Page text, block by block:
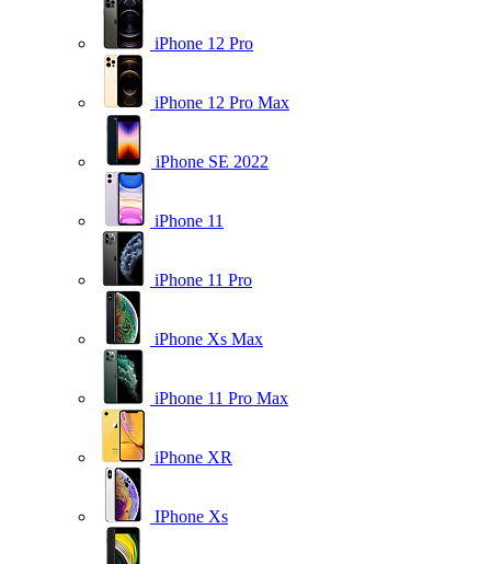
iPhone 12 Pro
iPhone 12 Pro Max
iPhone SE 2022
iPhone 11
iPhone 11 Pro
iPhone Xs Max
iPhone 11 Pro Max
iPhone XR
IPhone Xs